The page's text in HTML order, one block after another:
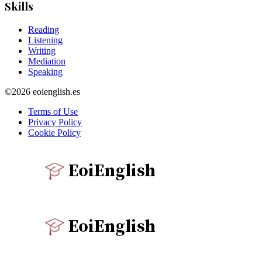
Skills
Reading
Listening
Writing
Mediation
Speaking
©2026 eoienglish.es
Terms of Use
Privacy Policy
Cookie Policy